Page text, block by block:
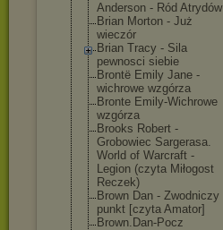
Anderson - Ród Atrydów
Brian Morton - Już
wieczór
Brian Tracy - Sila
pewnosci siebie
Brontë Emily Jane -
wichrowe wzgórza
Bronte Emily-Wichrowe
wzgórza
Brooks Robert -
Grobowiec Sargerasa.
World of Warcraft -
Legion (czyta Miłogost
Reczek)
Brown Dan - Zwodniczy
punkt [czyta Amator]
Brown.Dan-Pocz